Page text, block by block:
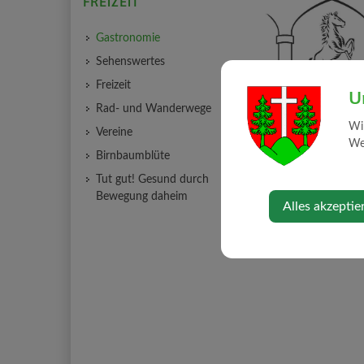
Gastronomie
Sehenswertes
Freizeit
Rad- und Wanderwege
Vereine
Birnbaumblüte
Tut gut! Gesund durch
Bewegung daheim
Alles